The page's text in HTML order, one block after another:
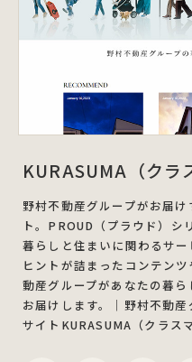
KURASUMA（クラ
野村不動産グループがお届
ト。PROUD（プラウド）シ
暮らしと住まいに関わるサ
ヒントが詰まったコンテン
動産グループがあなたの暮
お届けします。｜野村不動
サイトKURASUMA（クラスマ